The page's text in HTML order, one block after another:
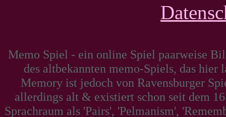
Memo Spiel - ein online Spiel paarweise
des altbekannten memo-Spiels, das
Memory ist jedoch von Ravensburger
allerdings alt & existiert schon seit dem
Sprachraum als 'Pairs', 'Pelmanism',